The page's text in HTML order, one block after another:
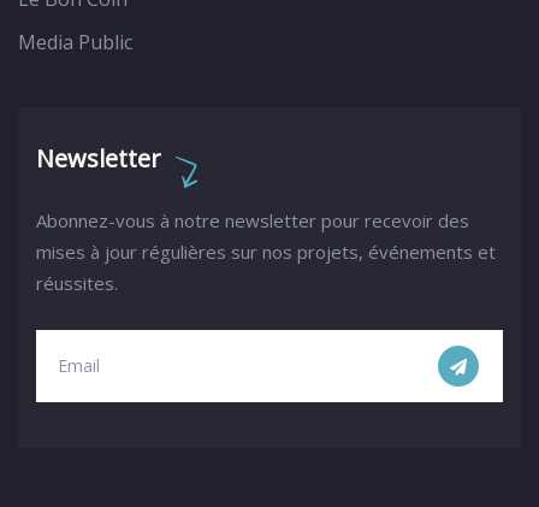
Media Public
Newsletter
Abonnez-vous à notre newsletter pour recevoir des
mises à jour régulières sur nos projets, événements et
réussites.